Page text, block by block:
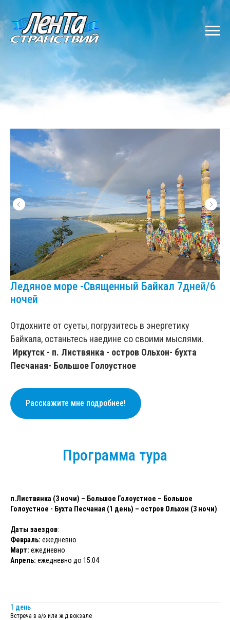
Ледяное море -Священный Байкал 7дней/6
ночей
Отдохните от суеты, погрузитесь в энергетику
Байкала, останьтесь наедине со своими мыслями.
Иркутск - п. Листвянка - остров Ольхон- бухта
Песчаная- Большое Голоустное
Расскажите мне подробнее!
Программа тура
п.Листвянка (3 ночи) – Большое Голоустное – Большое
Голоустное - Бухта Песчаная (1 день) – остров Ольхон (3 ночи)
Даты заездов:
Февраль: ежедневно
Март: ежедневно
Апрель: ежедневно до 15.04
1 день
Встреча в а/э или ж.д вокзале